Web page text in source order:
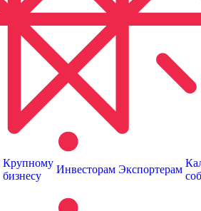
Крупному
бизнесу
Инвесторам Экспортерам